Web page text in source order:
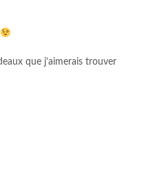
que j’aimerais trouver